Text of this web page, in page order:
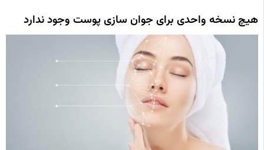
هیچ نسخه واحدی برای جوان سازی پوست وجود ندارد